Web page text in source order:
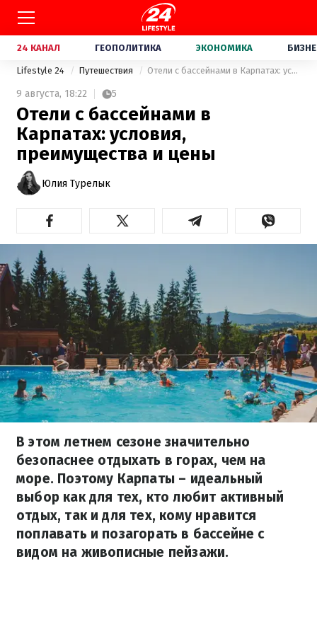
24 КАНАЛ ГЕОПОЛИТИКА ЭКОНОМИКА
Lifestyle 24 Путешествия Отели с бассейнами в Карпатах: условия, преимущества и цены
9 августа, 18:22 5
Отели с бассейнами в
Карпатах: условия,
преимущества и цены
Юлия Турелык
В этом летнем сезоне значительно
безопаснее отдыхать в горах, чем на
море. Поэтому Карпаты – идеальный
выбор как для тех, кто любит активный
отдых, так и для тех, кому нравится
поплавать и позагорать в бассейне с
видом на живописные пейзажи.